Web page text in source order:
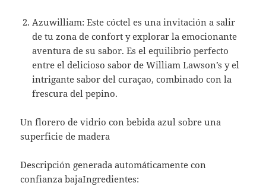
Azuwilliam: Este cóctel es una invitación a salir
de tu zona de confort y explorar la emocionante
aventura de su sabor. Es el equilibrio perfecto
entre el delicioso sabor de William Lawson’s y el
intrigante sabor del curaçao, combinado con la
frescura del pepino.
Un florero de vidrio con bebida azul sobre una
superficie de madera
Descripción generada automáticamente con
confianza bajaIngredientes: